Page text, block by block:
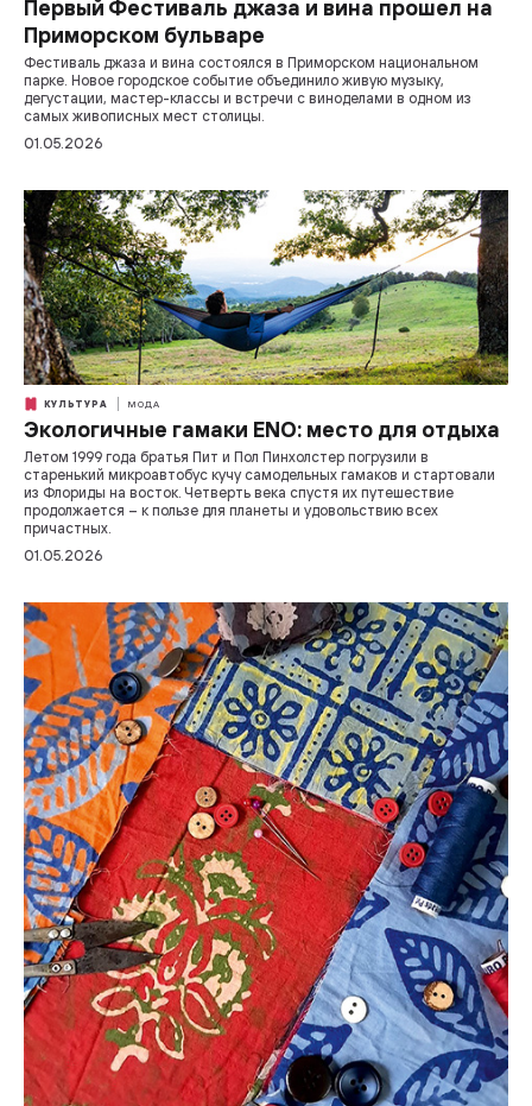
Первый Фестиваль джаза и вина прошел на
Приморском бульваре
Фестиваль джаза и вина состоялся в Приморском национальном
парке. Новое городское событие объединило живую музыку,
дегустации, мастер-классы и встречи с виноделами в одном из
самых живописных мест столицы.
01.05.2026
КУЛЬТУРА МОДА
Экологичные гамаки ENO: место для отдыха
Летом 1999 года братья Пит и Пол Пинхолстер погрузили в
старенький микроавтобус кучу самодельных гамаков и стартовали
из Флориды на восток. Четверть века спустя их путешествие
продолжается – к пользе для планеты и удовольствию всех
причастных.
01.05.2026